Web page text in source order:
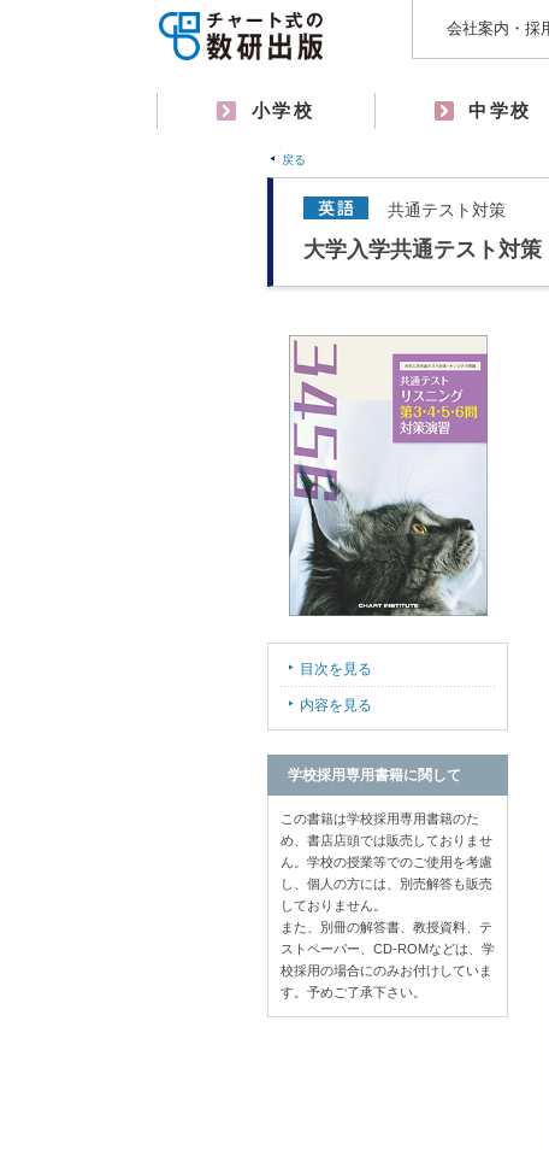
会社案内・採
小学校 中学校
戻る
共通テスト対策
大学入学共通テスト対
目次を見る
内容を見る
学校採用専用書籍に関して
この書籍は学校採用専用書籍のた
め、書店店頭では販売しておりませ
ん。学校の授業等でのご使用を考慮
し、個人の方には、別売解答も販売
しておりません。
また、別冊の解答書、教授資料、テ
ストペーパー、CD-ROMなどは、学
校採用の場合にのみお付けしていま
す。予めご了承下さい。